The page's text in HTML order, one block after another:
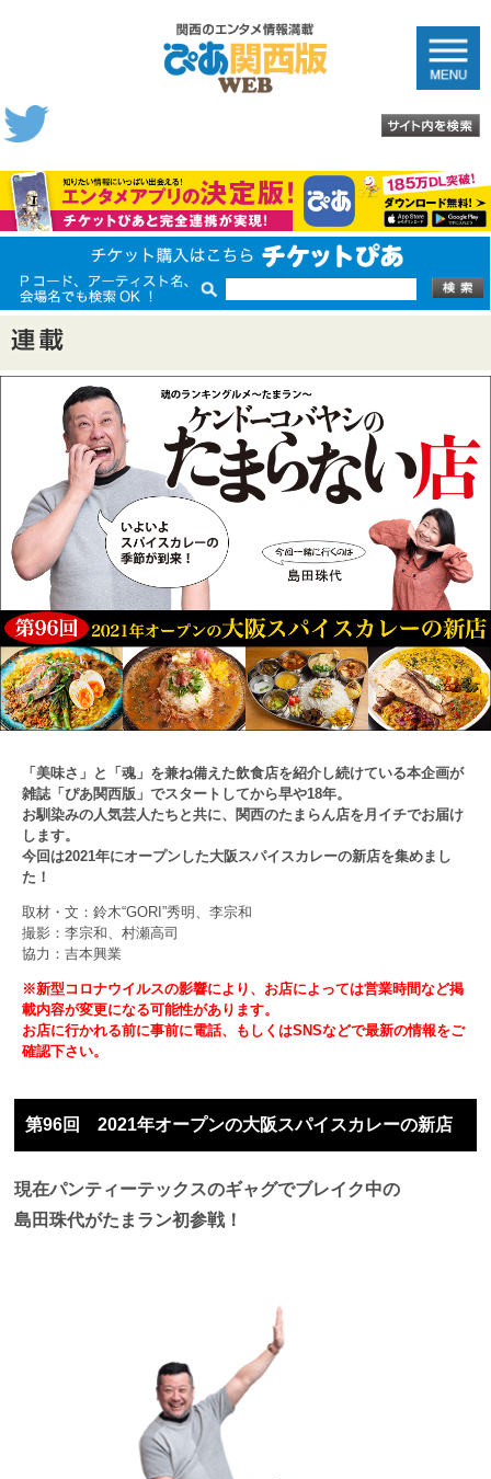
「美味さ」と「魂」を兼ね備えた飲食店を紹介し続けている本企画が
雑誌「ぴあ関西版」でスタートしてから早や18年。
お馴染みの人気芸人たちと共に、関西のたまらん店を月イチでお届け
します。
今回は2021年にオープンした大阪スパイスカレーの新店を集めまし
た！
取材・文：鈴木“GORI”秀明、李宗和
撮影：李宗和、村瀬高司
協力：吉本興業
※新型コロナウイルスの影響により、お店によっては営業時間など掲
載内容が変更になる可能性があります。
お店に行かれる前に事前に電話、もしくはSNSなどで最新の情報をご
確認下さい。
第96回 2021年オープンの大阪スパイスカレーの新店
現在パンティーテックスのギャグでブレイク中の
島田珠代がたまラン初参戦！